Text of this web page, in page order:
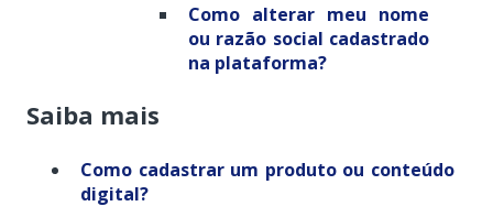
Como alterar meu nome
ou razão social cadastrado
na plataforma?
Saiba mais
Como cadastrar um produto ou conteúdo
digital?